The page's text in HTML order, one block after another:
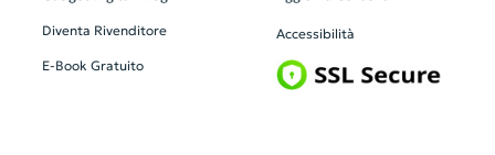
Diventa Rivenditore
E-Book Gratuito
Accessibilità